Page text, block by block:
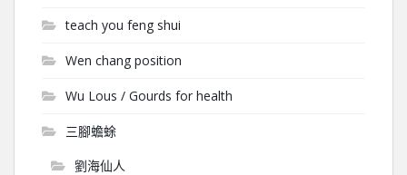
teach you feng shui
Wen chang position
Wu Lous / Gourds for health
三腳蟾蜍
劉海仙人